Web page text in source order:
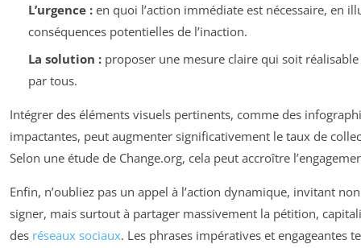
L’urgence :en quoi l’action immédiate est nécessaire, en
conséquences potentielles de l’inaction.
La solution :proposer une mesure claire qui soit
par tous.
Intégrer des éléments visuels pertinents, comme des
impactantes, peut augmenter significativement le taux de
Selon une étude de Change.org, cela peut accroître
Enfin, n’oubliez pas un appel à l’action dynamique, invitant
signer, mais surtout à partager massivement la pétition,
des réseaux sociaux. Les phrases impératives et engageantes